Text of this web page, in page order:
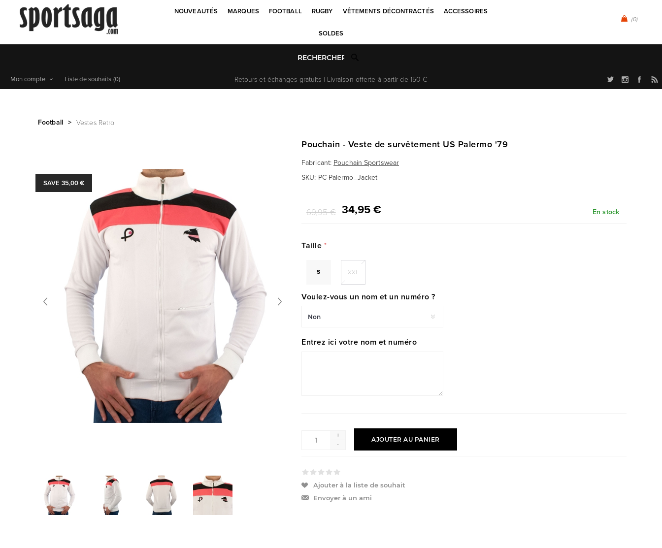
(0)
NOUVEAUTÉS MARQUES FOOTBALL RUGBY VÊTEMENTS DÉCONTRACTÉS ACCESSOIRES
SOLDES
Retours et échanges gratuits | Livraison offerte à partir de 150 €
Mon compte Liste de souhaits (0)
Football > Vestes Retro
SAVE 35,00 €
Pouchain - Veste de survêtement US Palermo '79
Fabricant: Pouchain Sportswear
SKU: PC-Palermo_Jacket
69,95 € 34,95 € En stock
Taille *
S XXL
Voulez-vous un nom et un numéro ?
Entrez ici votre nom et numéro
+
-
AJOUTER AU PANIER
Ajouter à la liste de souhait
Envoyer à un ami